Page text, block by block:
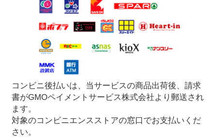
コンビニ後払いは、当サービスの商品出荷後、請求
書がGMOペイメントサービス株式会社より郵送され
ます。
対象のコンビニエンスストアの窓口でお支払いくだ
さい。